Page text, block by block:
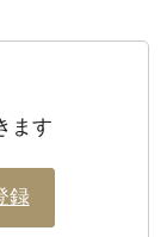
ます
録